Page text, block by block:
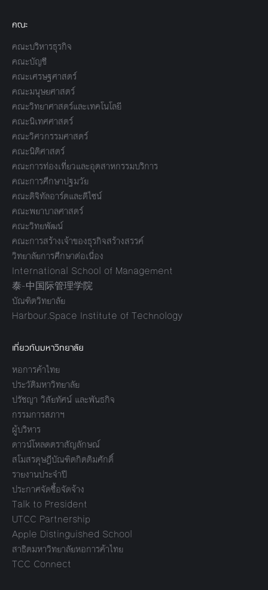
คณะ
คณะบริหารธุรกิจ
คณะบัญชี
คณะเศรษฐศาสตร์
คณะมนุษยศาสตร์
คณะวิทยาศาสตร์และเทคโนโลยี
คณะนิเทศศาสตร์
คณะวิศวกรรมศาสตร์
คณะนิติศาสตร์
คณะการท่องเที่ยวและอุตสาหกรรมบริการ
คณะการศึกษาปฐมวัย
คณะดิจิทัลอาร์ตและดีไซน์
คณะพยาบาลศาสตร์
คณะวิทยพัฒน์
คณะการสร้างเจ้าของธุรกิจสร้างสรรค์
วิทยาลัยการศึกษาต่อเนื่อง
International School of Management
泰-中国际管理学院
บัณฑิตวิทยาลัย
Harbour.Space Institute of Technology
เกี่ยวกับมหาวิทยาลัย
หอการค้าไทย
ประวัติมหาวิทยาลัย
ปรัชญา วิสัยทัศน์ และพันธกิจ
กรรมการสภาฯ
ผู้บริหาร
ดาวน์โหลดตราสัญลักษณ์
สโมสรดุษฎีบัณฑิตกิตติมศักดิ์
รายงานประจำปี
ประกาศจัดซื้อจัดจ้าง
Talk to President
UTCC Partnership
Apple Distinguished School
สาธิตมหาวิทยาลัยหอการค้าไทย
TCC Connect